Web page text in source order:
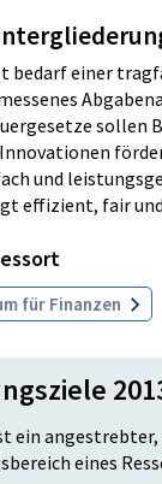
bedarf einer
sollen
und
effizient, fair
für Finanzen
ein
eines